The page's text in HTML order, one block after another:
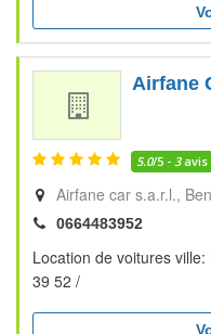
Airfane
5.0/5 - 3avis
Airfane car s.a.r.l.
0664483952
Location de voitures
39 52 /